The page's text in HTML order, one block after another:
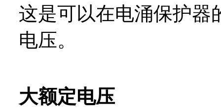
这是可以在电涌保护器
电压。
大额定电压